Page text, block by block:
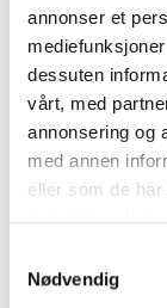
annonser et
dessuten
vårt, med
annonsering og
med annen
eller som de
Nødvendig